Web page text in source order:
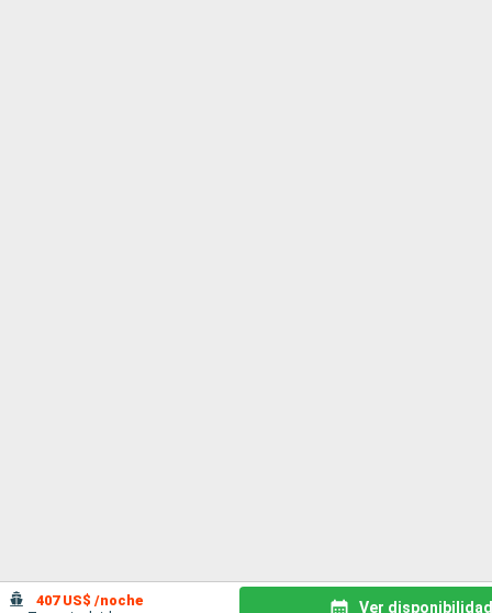
407 US$ /noche
Ver disponibilidad